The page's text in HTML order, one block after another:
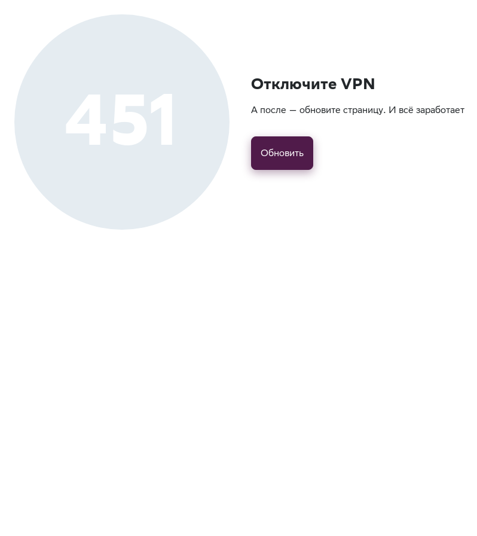
451 Отключите VPN
А после — обновите страницу. И всё заработает
Обновить